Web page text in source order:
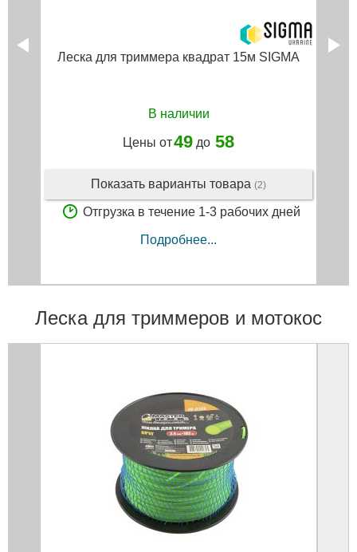
Леска для триммера квадрат 15м SIGMA
В наличии
Цены от49 до 58
Показать варианты товара (2)
Отгрузка в течение 1-3 рабочих дней
Подробнее...
Леска для триммеров и мотокос